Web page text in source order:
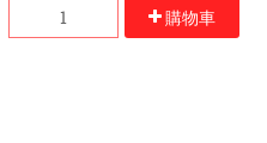
購物車